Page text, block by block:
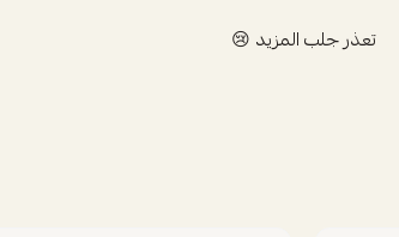
تعذر جلب المزيد 😢